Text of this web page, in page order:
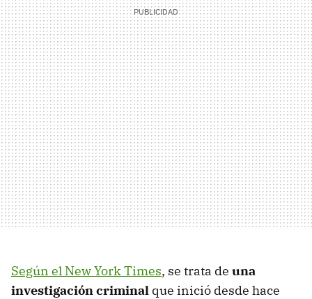
Según el New York Times, se trata de una
investigación criminal que inició desde hace